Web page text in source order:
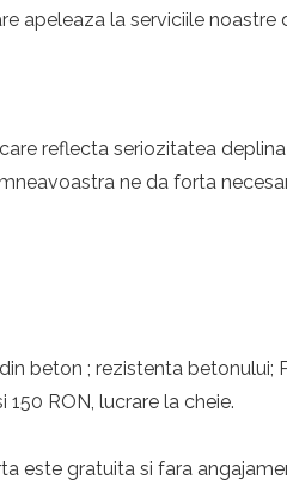
apeleaza la serviciile noastre
reflecta seriozitatea
ne da forta
beton ; rezistenta
RON, lucrare la cheie.
este gratuita si fara